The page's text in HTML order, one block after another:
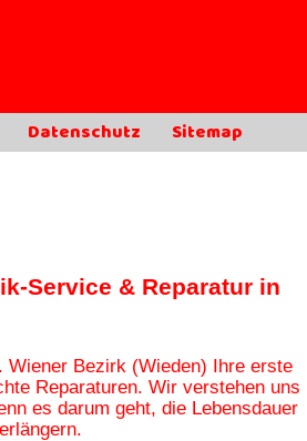
Datenschutz Sitemap
Service & Reparatur in
Wiener Bezirk (Wieden) Ihre erste
Reparaturen. Wir verstehen uns
es darum geht, die Lebensdauer